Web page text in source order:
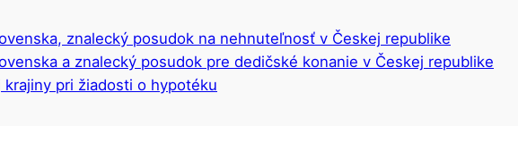
znalecký posudok na nehnuteľnosť v Českej republike
a znalecký posudok pre dedičské konanie v Českej republike
krajiny pri žiadosti o hypotéku